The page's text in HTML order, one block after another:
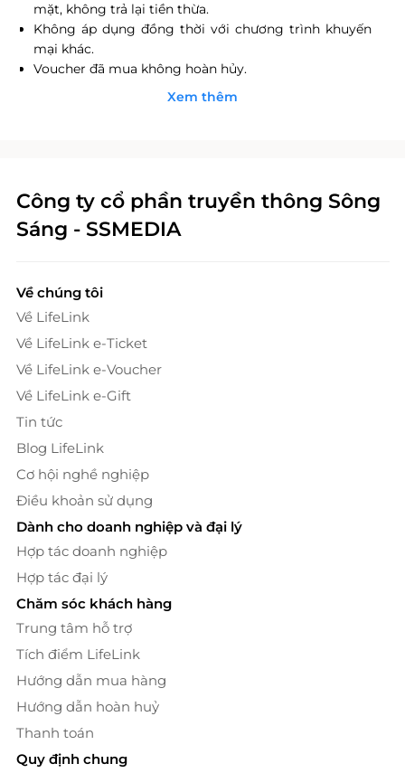
Ba con cừu
Manwah miền Bắc
Nhiều địa điểm
Shogun
Yu Tang
Nhiều địa điểm
L4-21+22 tại TTTM Vincom Đà
Nẵng, Đường Ngô Quyền, An
Nhiều địa điểm
Manwah - Miền nam
mặt, không trả lại tiền thừa.
Không áp dụng đồng thời với chương trình khuyến
mại khác.
Voucher đã mua không hoàn hủy.
Xem thêm
Công ty cổ phần truyền thông Sông
Sáng - SSMEDIA
Về chúng tôi
Về LifeLink
Về LifeLink e-Ticket
Về LifeLink e-Voucher
Về LifeLink e-Gift
Tin tức
Blog LifeLink
Cơ hội nghề nghiệp
Điều khoản sử dụng
Dành cho doanh nghiệp và đại lý
Hợp tác doanh nghiệp
Hợp tác đại lý
Chăm sóc khách hàng
Trung tâm hỗ trợ
Tích điểm LifeLink
Hướng dẫn mua hàng
Hướng dẫn hoàn huỷ
Thanh toán
Quy định chung